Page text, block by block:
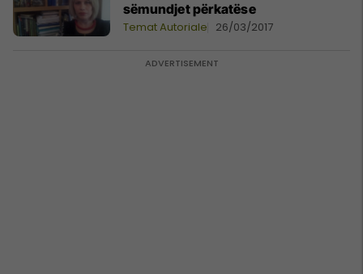
sëmundjet përkatëse
Temat Autoriale 26/03/2017